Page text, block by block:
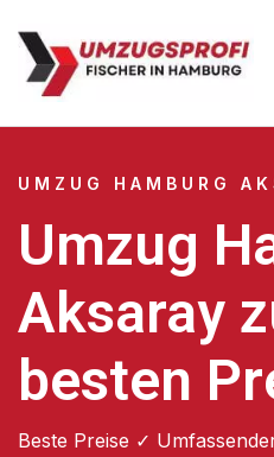
UMZUG HAMBURG
Umzug
Aksaray
besten
Beste Preise ✓